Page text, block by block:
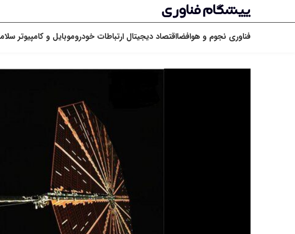
فناوری نجوم و هوافضااقتصاد دیجیتال ارتباطات خودروموبایل و کامپیوتر